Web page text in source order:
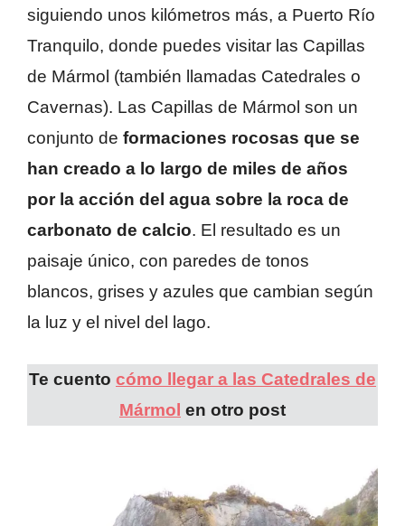
siguiendo unos kilómetros más, a Puerto Río
Tranquilo, donde puedes visitar las Capillas
de Mármol (también llamadas Catedrales o
Cavernas). Las Capillas de Mármol son un
conjunto de formaciones rocosas que se
han creado a lo largo de miles de años
por la acción del agua sobre la roca de
carbonato de calcio. El resultado es un
paisaje único, con paredes de tonos
blancos, grises y azules que cambian según
la luz y el nivel del lago.
Te cuento cómo llegar a las Catedrales de
Mármol en otro post